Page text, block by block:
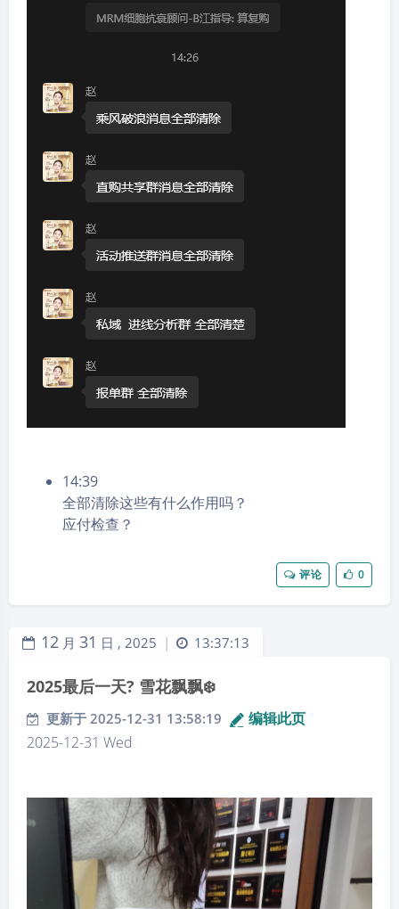
你向上的坚持。
25、日本作家村上春树在《当我谈跑步时我谈些什么》
标明确、生气勃勃地活当然更令人满意。​”
26、对于还没量化的习惯，你需要先量化。比如你有
“我要攒很多钱”的愿望，那可以量化为“每周攒200元钱”​
，那么年末你就有了1万多元的存款。如果你的愿望是
“我要升职加薪”​，那你也可以将其量化为“我要每周读一
本专业书籍”​，那一年下来你已经在相关领域积累了52
本书的专题阅读量。
决人生问题的首要方案，乃是自律。​”人生是一个出现
问题、解决问题的过程。我理解的自律，是以积极而主
敢而独立的人格，这个过程，就是自我完善。
28、皮克斯的动画电影《寻梦环游记》曾感动了万千观
众，电影中说：​“人的一生中有三次死亡，第一次是你
举行葬礼的时候，这一次你的身份将会在社会上抹除，
第三次是这个世界上最后一个记得你的人死去，直到这
一刻，才是真正的死亡来临。​”死亡很可怕，但更可怕
29、对参加工作时间不长的年轻人来说，最重要的任务
30、终身寿险价格太高，适合富裕阶层。一般的定期寿
还完，孩子也已长大成人了，即使我们离开，也没有很
大的影响。大人配置好意外险、重疾险和定期寿险；给
孩子上社保，然后买一份消费型的意外险和重疾险。
些基本的社保上好。如果能加入城镇的养老体系，马上
办，别拖着，​“一次性买断养老保险”​，缴纳够15年，就
可以每个月领取退休金。越早越好，因为越晚缴纳得越
多，而且退休金会随着工资上调进行调整，基本上只要
老人能领够10年，一次性缴纳的费用就收回了。
14:39
全部清除这些有什么作用吗？
应付检查？
评论 0
12 月 31 日 , 2025 | 13:37:13
2025最后一天? 雪花飘飘❄️
更新于 2025-12-31 13:58:19
编辑此页
2025-12-31 Wed